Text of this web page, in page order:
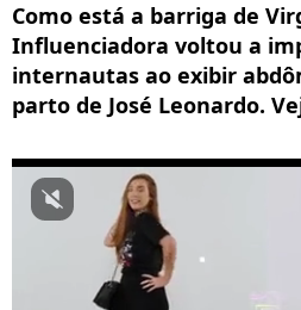
Como está a barriga de
Influenciadora voltou a
internautas ao exibir
parto de José Leonardo.